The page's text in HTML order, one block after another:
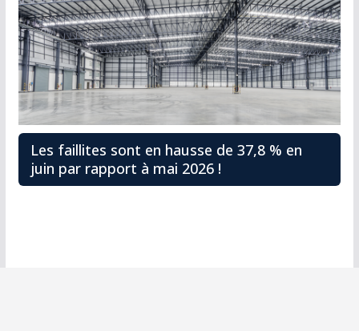
Les faillites sont en hausse de 37,8 % en
juin par rapport à mai 2026 !